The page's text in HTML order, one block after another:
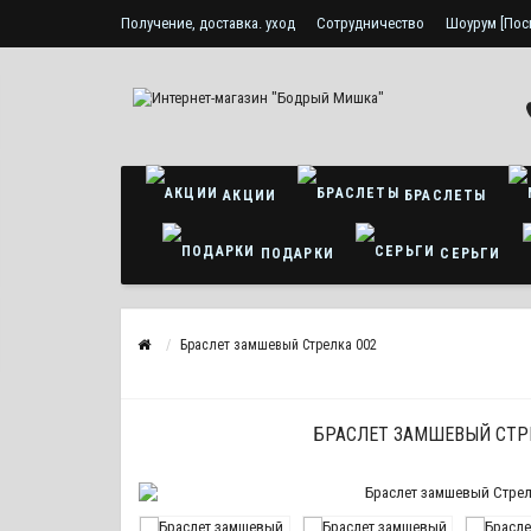
Получение, доставка. уход Сотрудничество Шоурум
АКЦИИ БРАСЛЕТЫ
ПОДАРКИ СЕРЬГИ
Браслет замшевый Стрелка 002
БРАСЛЕТ ЗАМШЕВЫЙ